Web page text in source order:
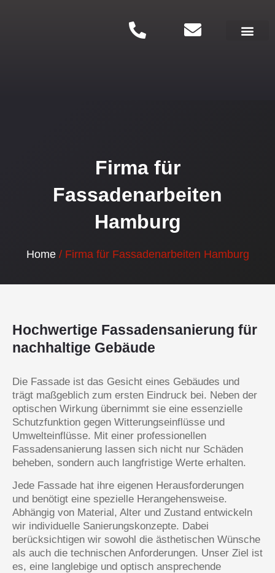
Firma für
Fassadenarbeiten
Hamburg
Home/ Firma für Fassadenarbeiten Hamburg
Hochwertige Fassadensanierung für
nachhaltige Gebäude
Die Fassade ist das Gesicht eines Gebäudes und
trägt maßgeblich zum ersten Eindruck bei. Neben der
optischen Wirkung übernimmt sie eine essenzielle
Schutzfunktion gegen Witterungseinflüsse und
Umwelteinflüsse. Mit einer professionellen
Fassadensanierung lassen sich nicht nur Schäden
beheben, sondern auch langfristige Werte erhalten.
Jede Fassade hat ihre eigenen Herausforderungen
und benötigt eine spezielle Herangehensweise.
Abhängig von Material, Alter und Zustand entwickeln
wir individuelle Sanierungskonzepte. Dabei
berücksichtigen wir sowohl die ästhetischen Wünsche
als auch die technischen Anforderungen. Unser Ziel ist
es, eine langlebige und optisch ansprechende